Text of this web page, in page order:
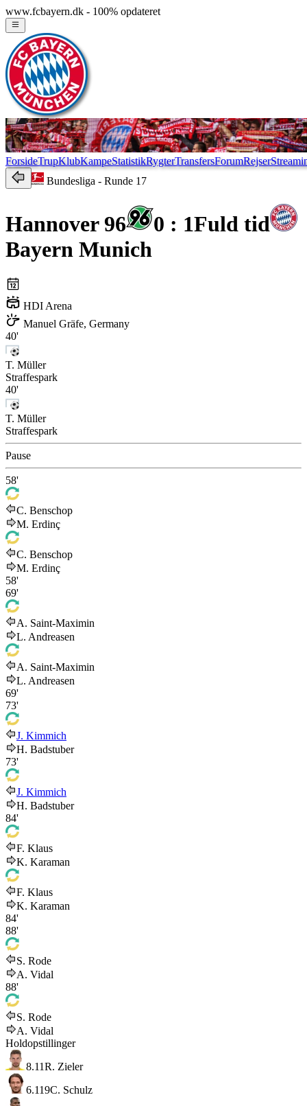
www.fcbayern.dk - 100% opdateret
ForsideTrupKlubKampeStatistikRygterTransfersForumRejser
Bundesliga - Runde 17
Hannover 96 0 : 1Fuld tid
Bayern Munich
HDI Arena
Manuel Gräfe, Germany
40'
T. Müller
Straffespark
40'
T. Müller
Straffespark
Pause
58'
C. Benschop
M. Erdinç
C. Benschop
M. Erdinç
58'
69'
A. Saint-Maximin
L. Andreasen
A. Saint-Maximin
L. Andreasen
69'
73'
J. Kimmich
H. Badstuber
73'
J. Kimmich
H. Badstuber
84'
F. Klaus
K. Karaman
F. Klaus
K. Karaman
84'
88'
S. Rode
A. Vidal
88'
S. Rode
A. Vidal
Holdopstillinger
8.11R. Zieler
6.119C. Schulz